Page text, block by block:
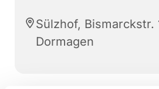
Sülzhof, Bismarckstr.
Dormagen